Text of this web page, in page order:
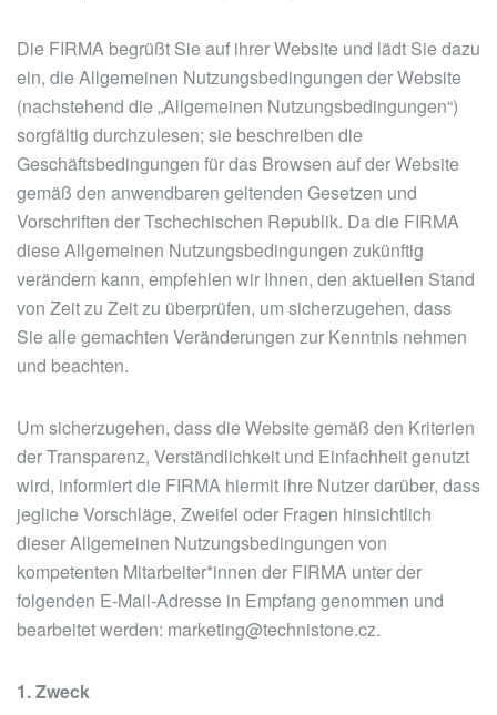
Die FIRMA begrüßt Sie auf ihrer Website und lädt Sie dazu
ein, die Allgemeinen Nutzungsbedingungen der Website
(nachstehend die „Allgemeinen Nutzungsbedingungen“)
sorgfältig durchzulesen; sie beschreiben die
Geschäftsbedingungen für das Browsen auf der Website
gemäß den anwendbaren geltenden Gesetzen und
Vorschriften der Tschechischen Republik. Da die FIRMA
diese Allgemeinen Nutzungsbedingungen zukünftig
verändern kann, empfehlen wir Ihnen, den aktuellen Stand
von Zeit zu Zeit zu überprüfen, um sicherzugehen, dass
Sie alle gemachten Veränderungen zur Kenntnis nehmen
und beachten.
Um sicherzugehen, dass die Website gemäß den Kriterien
der Transparenz, Verständlichkeit und Einfachheit genutzt
wird, informiert die FIRMA hiermit ihre Nutzer darüber, dass
jegliche Vorschläge, Zweifel oder Fragen hinsichtlich
dieser Allgemeinen Nutzungsbedingungen von
kompetenten Mitarbeiter*innen der FIRMA unter der
folgenden E-Mail-Adresse in Empfang genommen und
bearbeitet werden: marketing@technistone.cz.
1. Zweck